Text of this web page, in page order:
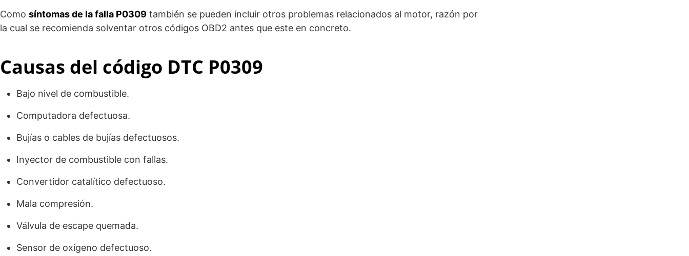
Como síntomas de la falla P0309 también se pueden incluir otros problemas relacionados al motor, razón por
la cual se recomienda solventar otros códigos OBD2 antes que este en concreto.
Causas del código DTC P0309
Bajo nivel de combustible.
Computadora defectuosa.
Bujías o cables de bujías defectuosos.
Inyector de combustible con fallas.
Convertidor catalítico defectuoso.
Mala compresión.
Válvula de escape quemada.
Sensor de oxígeno defectuoso.